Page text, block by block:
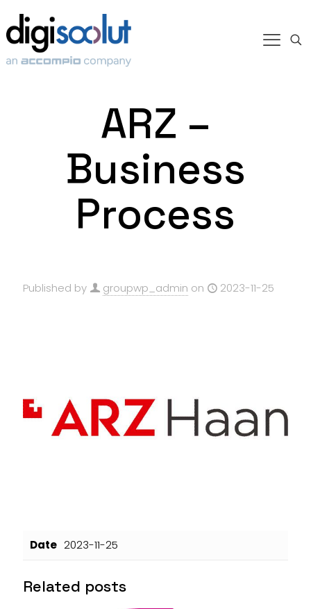
ARZ –
Business
Process
Published by groupwp_admin on 2023-11-25
Date 2023-11-25
Related posts